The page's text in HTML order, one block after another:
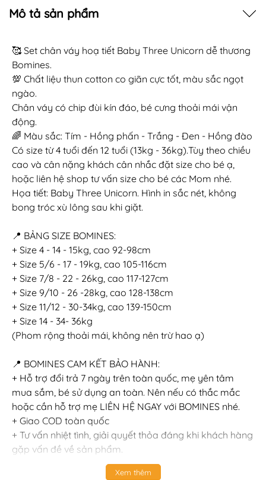
Mô tả sản phẩm
🥰 Set chân váy hoạ tiết Baby Three Unicorn dễ thương
Bomines.
💯 Chất liệu thun cotton co giãn cực tốt, màu sắc ngọt
ngào.
Chân váy có chip đùi kín đáo, bé cưng thoải mái vận
động.
🌈 Màu sắc: Tím - Hồng phấn - Trắng - Đen - Hồng đào
Có size từ 4 tuổi đến 12 tuổi (13kg - 36kg).Tùy theo chiều
cao và cân nặng khách cân nhắc đặt size cho bé ạ,
hoặc liên hệ shop tư vấn size cho bé các Mom nhé.
Họa tiết: Baby Three Unicorn. Hình in sắc nét, không
bong tróc xù lông sau khi giặt.
📍 BẢNG SIZE BOMINES:
+ Size 4 - 14 - 15kg, cao 92-98cm
+ Size 5/6 - 17 - 19kg, cao 105-116cm
+ Size 7/8 - 22 - 26kg, cao 117-127cm
+ Size 9/10 - 26 -28kg, cao 128-138cm
+ Size 11/12 - 30-34kg, cao 139-150cm
+ Size 14 - 34- 36kg
(Phom rộng thoải mái, không nên trừ hao ạ)
📍 BOMINES CAM KẾT BẢO HÀNH:
+ Hỗ trợ đổi trả 7 ngày trên toàn quốc, mẹ yên tâm
mua sắm, bé sử dụng an toàn. Nên nếu có thắc mắc
hoặc cần hỗ trợ mẹ LIÊN HỆ NGAY với BOMINES nhé.
+ Giao COD toàn quốc
+ Tư vấn nhiệt tình, giải quyết thỏa đáng khi khách hàng
gặp vấn đề về sản phẩm.
+ Đặc quyền của sản phẩm nguyên giá: Sẵn sàng đổi
Xem thêm